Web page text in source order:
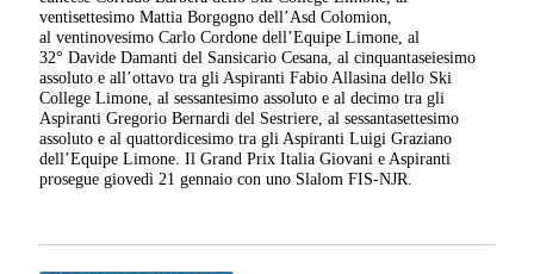
ventisettesimo Mattia Borgogno dell’Asd Colomion,
al ventinovesimo Carlo Cordone dell’Equipe Limone, al
32° Davide Damanti del Sansicario Cesana, al cinquantaseiesimo
assoluto e all’ottavo tra gli Aspiranti Fabio Allasina dello Ski
College Limone, al sessantesimo assoluto e al decimo tra gli
Aspiranti Gregorio Bernardi del Sestriere, al sessantasettesimo
assoluto e al quattordicesimo tra gli Aspiranti Luigi Graziano
dell’Equipe Limone. Il Grand Prix Italia Giovani e Aspiranti
prosegue giovedì 21 gennaio con uno Slalom FIS-NJR.